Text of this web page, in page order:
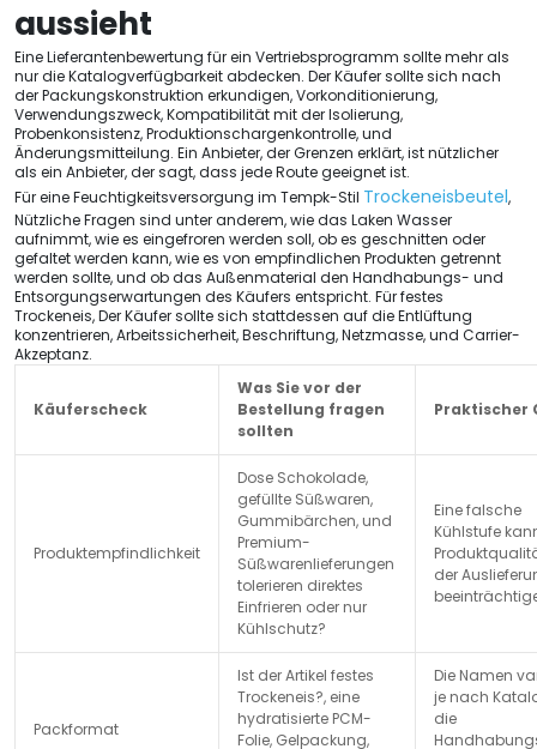
aussieht
Eine Lieferantenbewertung für ein Vertriebsprogramm sollte mehr als
nur die Katalogverfügbarkeit abdecken. Der Käufer sollte sich nach
der Packungskonstruktion erkundigen, Vorkonditionierung,
Verwendungszweck, Kompatibilität mit der Isolierung,
Probenkonsistenz, Produktionschargenkontrolle, und
Änderungsmitteilung. Ein Anbieter, der Grenzen erklärt, ist nützlicher
als ein Anbieter, der sagt, dass jede Route geeignet ist.
Für eine Feuchtigkeitsversorgung im Tempk-Stil Trockeneisbeutel,
Nützliche Fragen sind unter anderem, wie das Laken Wasser
aufnimmt, wie es eingefroren werden soll, ob es geschnitten oder
gefaltet werden kann, wie es von empfindlichen Produkten getrennt
werden sollte, und ob das Außenmaterial den Handhabungs- und
Entsorgungserwartungen des Käufers entspricht. Für festes
Trockeneis, Der Käufer sollte sich stattdessen auf die Entlüftung
konzentrieren, Arbeitssicherheit, Beschriftung, Netzmasse, und Carrier-
Akzeptanz.
Käuferscheck
Was Sie vor der
Bestellung fragen
sollten
Praktischer
Produktempfindlichkeit
Dose Schokolade,
gefüllte Süßwaren,
Gummibärchen, und
Premium-
Süßwarenlieferungen
tolerieren direktes
Einfrieren oder nur
Kühlschutz?
Eine falsche
Kühlstufe
der
Packformat
Ist der Artikel festes
Trockeneis?, eine
hydratisierte PCM-
Folie, Gelpackung,
Die Namen
je nach
die